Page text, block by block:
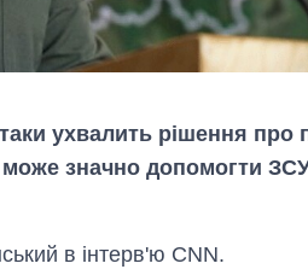
ухвалить рішення про
може значно допомогти
в інтерв'ю CNN.